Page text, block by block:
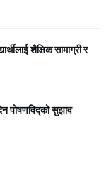
शैक्षिक सामाग्री र
पोषणविद्को सुझाव